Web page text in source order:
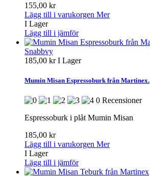
155,00 kr
Lägg till i varukorgen Mer
I Lager
Lägg till i jämför
Snabbvy
185,00 krI Lager
Mumin Misan Espressoburk från Martinex.
0 Recensioner
Espressoburk i plåt Mumin Misan
185,00 kr
Lägg till i varukorgen Mer
I Lager
Lägg till i jämför